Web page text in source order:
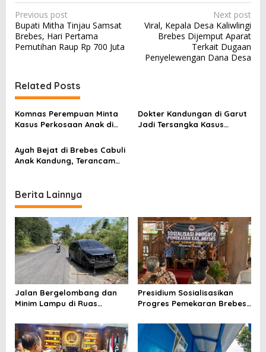
P
o
s
n
a
v
i
g
a
i
o
n
Previous post
Bupati Mitha Tinjau Samsat
Brebes, Hari Pertama
Pemutihan Raup Rp 700 Juta
Next post
Viral, Kepala Desa Kaliwlingi
Brebes Dijemput Aparat
Terkait Dugaan
Penyelewengan Dana Desa
Related Posts
Komnas Perempuan Minta
Kasus Perkosaan Anak di
Dokter Kandungan di Garut
Jadi Tersangka Kasus
Ayah Bejat di Brebes Cabuli
Anak Kandung, Terancam
Berita Lainnya
Jalan Bergelombang dan
Minim Lampu di Ruas
Telan Korban, Innova
Hantam Pohon di
Bantarkawung
Presidium Sosialisasikan
Progres Pemekaran Brebes
Pansus DPRD Jateng Jadi
Tahap Berikutnya